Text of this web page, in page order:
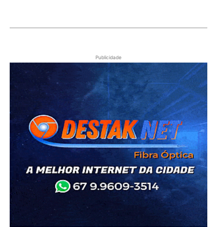
Publicidade